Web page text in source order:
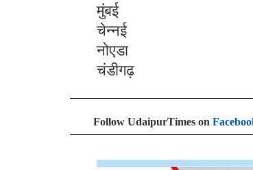
मुंबई
चेन्नई
नोएडा
चंडीगढ़
Follow UdaipurTimes on